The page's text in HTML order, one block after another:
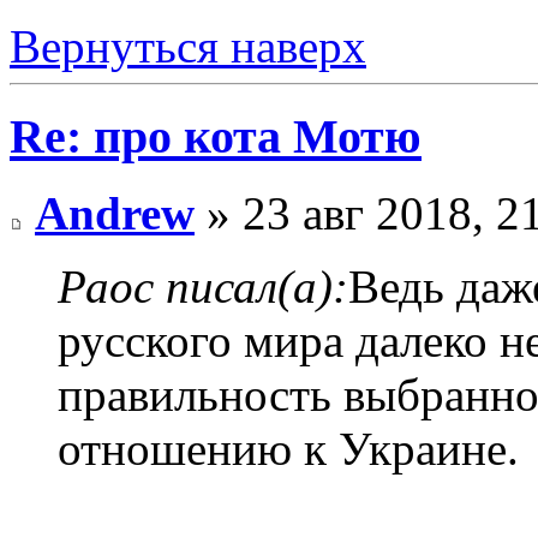
Вернуться наверх
Re: про кота Мотю
Andrew » 23 авг 2018,
Раос писал(а):Ведь
русского мира далеко
правильность
отношению к Украине.